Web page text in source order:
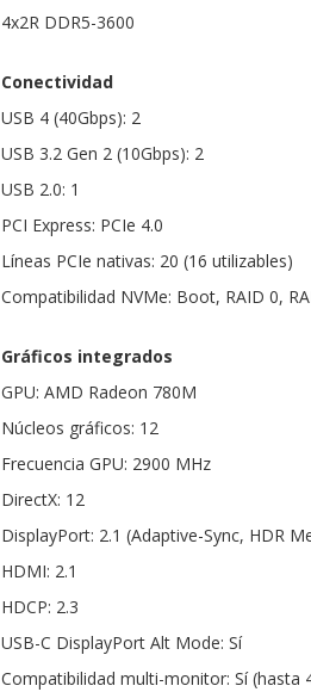
4x2R DDR5-3600
Conectividad
USB 4 (40Gbps): 2
USB 3.2 Gen 2 (10Gbps): 2
USB 2.0: 1
PCI Express: PCIe 4.0
Líneas PCIe nativas: 20 (16 utilizables)
Compatibilidad NVMe: Boot, RAID 0,
Gráficos integrados
GPU: AMD Radeon 780M
Núcleos gráficos: 12
Frecuencia GPU: 2900 MHz
DirectX: 12
DisplayPort: 2.1 (Adaptive-Sync, HDR
HDMI: 2.1
HDCP: 2.3
USB-C DisplayPort Alt Mode: Sí
Compatibilidad multi-monitor: Sí (hasta